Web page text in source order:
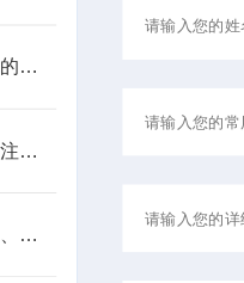
分享一下压片模具出现故障的常见原因有哪些
旋转式压片机的测定步骤及注意事项
粉末压片机模具的日常维护、保养及存放分享